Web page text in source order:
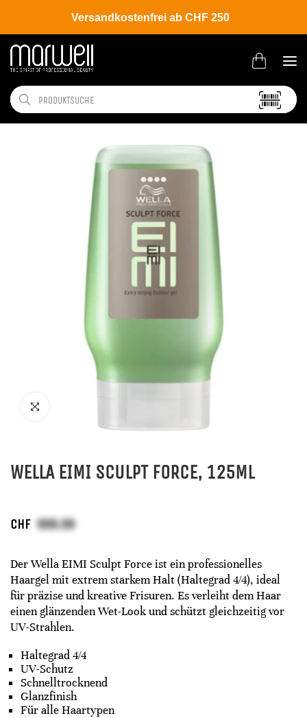
Versandkostenfrei ab CHF 250
Shop Brands Wella
WELLA EIMI SCULPT FORCE, 125ML
CHF
Der Wella EIMI Sculpt Force ist ein professionelles
Haargel mit extrem starkem Halt (Haltegrad 4/4), ideal
für präzise und kreative Frisuren. Es verleiht dem Haar
einen glänzenden Wet-Look und schützt gleichzeitig vor
UV-Strahlen.
Haltegrad 4/4
UV-Schutz
Schnelltrocknend
Glanzfinish
Für alle Haartypen